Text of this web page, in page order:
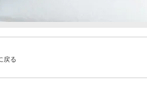
戻る